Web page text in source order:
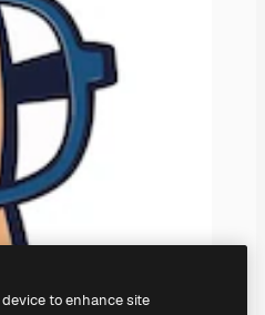
to enhance site